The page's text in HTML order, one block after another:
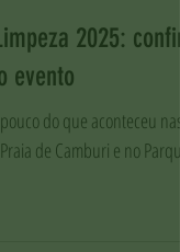
2025: confira
evento
do que aconteceu nas
de Camburi e no Parque